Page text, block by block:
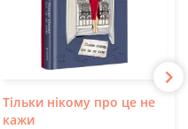
Тільки нікому про це не
кажи